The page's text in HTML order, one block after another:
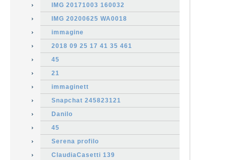
IMG 20171003 160032
IMG 20200625 WA0018
immagine
2018 09 25 17 41 35 461
45
21
immaginett
Snapchat 245823121
Danilo
45
Serena profilo
ClaudiaCasetti 139